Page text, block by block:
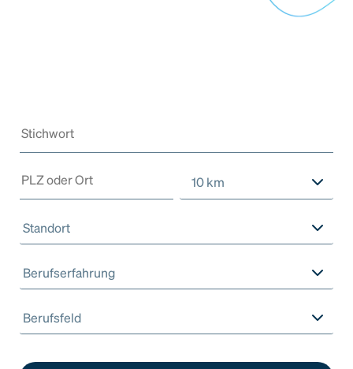
10 km
Standort
Berufserfahrung
Berufsfeld